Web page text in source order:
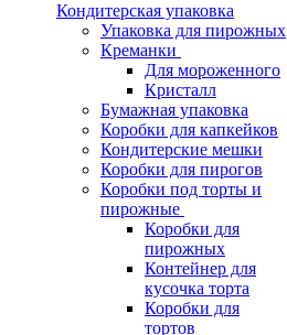
Кондитерская упаковка
Упаковка для пирожных
Креманки
Для мороженного
Кристалл
Бумажная упаковка
Коробки для капкейков
Кондитерские мешки
Коробки для пирогов
Коробки под торты и
пирожные
Коробки для
пирожных
Контейнер для
кусочка торта
Коробки для
тортов